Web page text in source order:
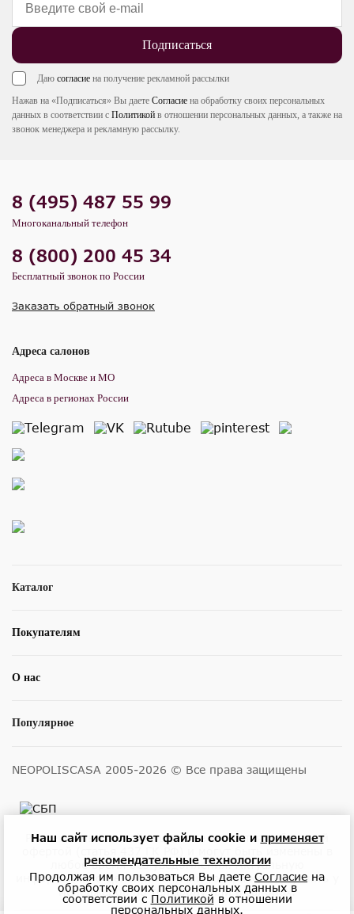
Подписаться
Даю согласие на получение рекламной рассылки
Нажав на «Подписаться» Вы даете Согласие на обработку своих персональных
данных в соответствии с Политикой в отношении персональных данных, а также на
звонок менеджера и рекламную рассылку.
Каталог
Покупателям
О нас
Популярное
8 (495) 487 55 99
Многоканальный телефон
8 (800) 200 45 34
Бесплатный звонок по России
Заказать обратный звонок
Адреса салонов
Адреса в Москве и МО
Адреса в регионах России
NEOPOLISCASA 2005-2026 © Все права защищены
Размещенные на сайте цены не являются публичной
любое время без уведомления. Актуальную
информацию о ценах и наличии товара можно узнать у
менеджеров по телефону или в салонах.
Наш сайт использует файлы cookie и применяет
рекомендательные технологии
Продолжая им пользоваться Вы даете Согласие на
обработку своих персональных данных в
соответствии с Политикой в отношении
персональных данных.